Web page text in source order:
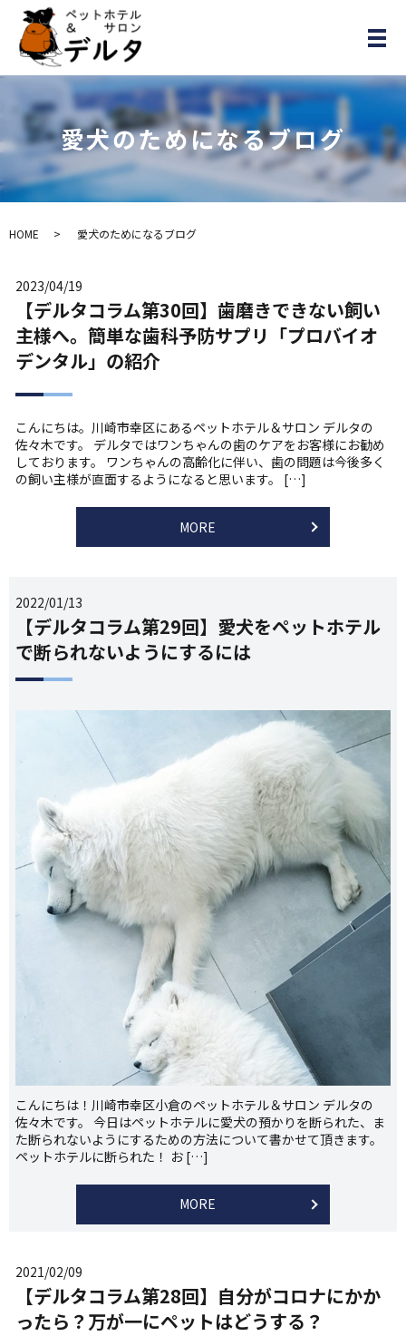
メ
愛犬のためになるブログ
HOME 愛犬のためになるブログ
2023/04/19
【デルタコラム第30回】歯磨きできない飼い
主様へ。簡単な歯科予防サプリ「プロバイオ
デンタル」の紹介
こんにちは。川崎市幸区にあるペットホテル＆サロン デルタの
佐々木です。 デルタではワンちゃんの歯のケアをお客様にお勧め
しております。 ワンちゃんの高齢化に伴い、歯の問題は今後多く
の飼い主様が直面するようになると思います。 […]
MORE
2022/01/13
【デルタコラム第29回】愛犬をペットホテル
で断られないようにするには
こんにちは！川崎市幸区小倉のペットホテル＆サロン デルタの
佐々木です。 今日はペットホテルに愛犬の預かりを断られた、ま
た断られないようにするための方法について書かせて頂きます。
ペットホテルに断られた！ お […]
MORE
2021/02/09
【デルタコラム第28回】自分がコロナにかか
ったら？万が一にペットはどうする？